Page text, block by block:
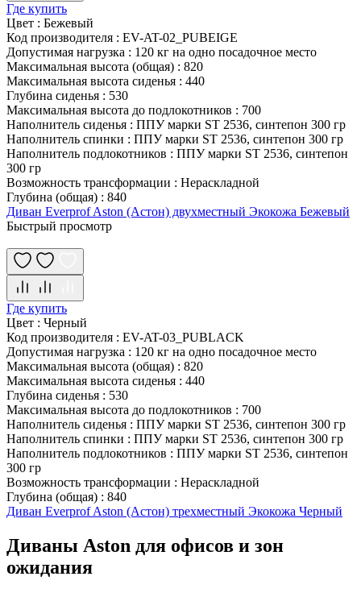
Где купить
Цвет : Бежевый
Код производителя : EV-AT-02_PUBEIGE
Допустимая нагрузка : 120 кг на одно посадочное место
Максимальная высота (общая) : 820
Максимальная высота сиденья : 440
Глубина сиденья : 530
Максимальная высота до подлокотников : 700
Наполнитель сиденья : ППУ марки ST 2536, синтепон 300 гр
Наполнитель спинки : ППУ марки ST 2536, синтепон 300 гр
Наполнитель подлокотников : ППУ марки ST 2536, синтепон
300 гр
Возможность трансформации : Нераскладной
Глубина (общая) : 840
Диван Everprof Aston (Астон) двухместный Экокожа Бежевый
Быстрый просмотр
Где купить
Цвет : Черный
Код производителя : EV-AT-03_PUBLACK
Допустимая нагрузка : 120 кг на одно посадочное место
Максимальная высота (общая) : 820
Максимальная высота сиденья : 440
Глубина сиденья : 530
Максимальная высота до подлокотников : 700
Наполнитель сиденья : ППУ марки ST 2536, синтепон 300 гр
Наполнитель спинки : ППУ марки ST 2536, синтепон 300 гр
Наполнитель подлокотников : ППУ марки ST 2536, синтепон
300 гр
Возможность трансформации : Нераскладной
Глубина (общая) : 840
Диван Everprof Aston (Астон) трехместный Экокожа Черный
Диваны Aston для офисов и зон
ожидания